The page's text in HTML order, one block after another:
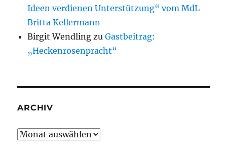
Ideen verdienen Unterstützung“ vom MdL
Britta Kellermann
Birgit Wendling zuGastbeitrag:
„Heckenrosenpracht“
ARCHIV
Archiv